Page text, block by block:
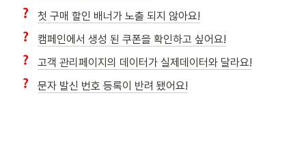
첫 구매 할인 배너가 노출 되지 않아요!
캠페인에서 생성 된 쿠폰을 확인하고 싶어요!
고객 관리페이지의 데이터가 실제데이터와 달라요!
문자 발신 번호 등록이 반려 됐어요!